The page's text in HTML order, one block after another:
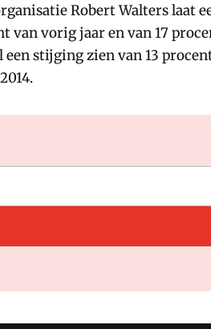
Robert Walters laat
van vorig jaar en van 17
stijging zien van 13